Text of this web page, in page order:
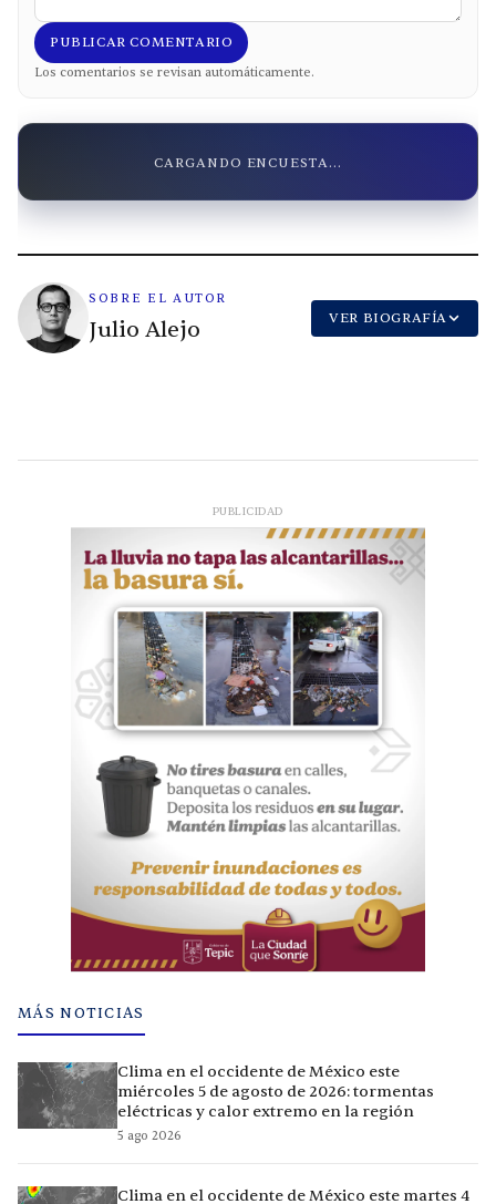
PUBLICAR COMENTARIO
Los comentarios se revisan automáticamente.
CARGANDO ENCUESTA...
SOBRE EL AUTOR
Julio Alejo VER BIOGRAFÍA
PUBLICIDAD
MÁS NOTICIAS
Clima en el occidente de México este
miércoles 5 de agosto de 2026: tormentas
eléctricas y calor extremo en la región
5 ago 2026
Clima en el occidente de México este martes 4